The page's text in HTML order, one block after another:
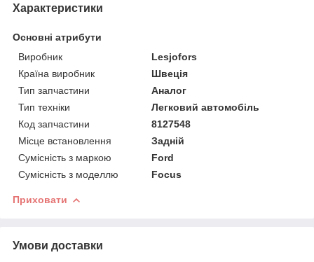
Характеристики
Основні атрибути
Виробник
Lesjofors
Країна виробник
Швеція
Тип запчастини
Аналог
Тип техніки
Легковий автомобіль
Код запчастини
8127548
Місце встановлення
Задній
Сумісність з маркою
Ford
Сумісність з моделлю
Focus
Приховати
Умови доставки